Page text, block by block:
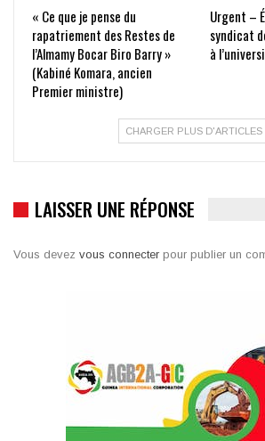
« Ce que je pense du
rapatriement des Restes de
l’Almamy Bocar Biro Barry »
(Kabiné Komara, ancien
Premier ministre)
Urgent –
syndicat
à
CHARGER PLUS D'ARTICLES
LAISSER UNE RÉPONSE
Vous devez vous connecter pour publier un